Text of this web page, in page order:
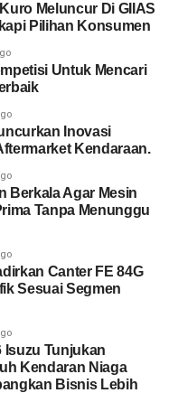
Meluncur Di GIIAS
Pilihan Konsumen
Untuk Mencari
Inovasi
Kendaraan.
Berkala Agar Mesin
Tanpa Menunggu
Canter FE 84G
Sesuai Segmen
Isuzu Tunjukan
Kendaran Niaga
Bisnis Lebih